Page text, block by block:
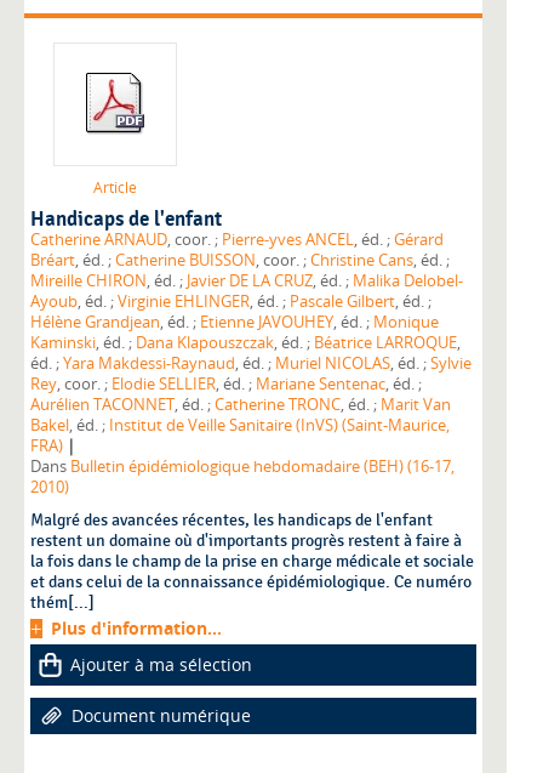
Article
Handicaps de l'enfant
Catherine ARNAUD , coor. ; Pierre-yves ANCEL , éd. ;Gérard
Bréart
, éd. ;Catherine BUISSON , coor. ;Christine Cans
, éd. ;
Mireille CHIRON
, éd. ; Javier DE LA CRUZ , éd. ; Malika Delobel-
Ayoub
, éd. ;Virginie EHLINGER , éd. ; Pascale Gilbert
, éd. ;
Hélène Grandjean
, éd. ; Etienne JAVOUHEY , éd. ; Monique
Kaminski
, éd. ; Dana Klapouszczak , éd. ; Béatrice LARROQUE,
éd. ;Yara Makdessi-Raynaud , éd. ; Muriel NICOLAS , éd. ;Sylvie
Rey
, coor. ; Elodie SELLIER , éd. ; Mariane Sentenac
, éd. ;
Aurélien TACONNET
, éd. ;Catherine TRONC , éd. ; Marit Van
Bakel
, éd. ; Institut de Veille Sanitaire (InVS) (Saint-Maurice,
FRA) |
Dans Bulletin épidémiologique hebdomadaire (BEH) (16-17,
2010)
Malgré des avancées récentes, les handicaps de l'enfant
restent un domaine où d'importants progrès restent à faire à
la fois dans le champ de la prise en charge médicale et sociale
et dans celui de la connaissance épidémiologique. Ce numéro
thém[...]
Plus d'information...
Ajouter à ma sélection
Document numérique